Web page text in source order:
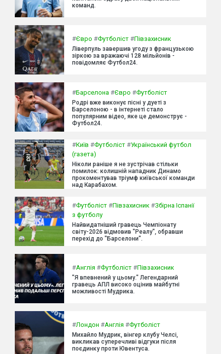
команд.
#Євро #Футболіст #Півзахисник
Ліверпуль завершив угоду з французькою
зіркою за вражаючі 128 мільйонів -
повідомляє Футбол24.
#Барселона #Євро #Футболіст
Родрі вже виконує пісні у дуеті з
Барселоною - в інтернеті стало
популярним відео, яке це демонструє -
Футбол24.
#Київ #Футболіст #Український футбол
(газета)
Ніколи раніше я не зустрічав стільки
помилок: колишній нападник Динамо
прокоментував тріумф київської команди
над Карабахом.
#Футболіст #Півзахисник #Збірна Іспанії
з футболу
Найвидатніший гравець Чемпіонату
світу-2026 відмовив "Реалу", обравши
перехід до "Барселони".
#Англія #Футболіст #Півзахисник
"Я впевнений у цьому." Легендарний
гравець АПЛ високо оцінив майбутні
можливості Мудрика.
#Лондон #Англія #Футболіст
Михайло Мудрик, вінгер клубу Челсі,
викликав суперечливі відгуки після
поєдинку проти Ювентуса.